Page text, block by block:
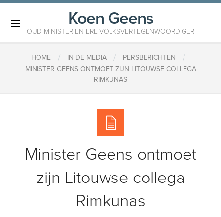
Koen Geens
OUD-MINISTER EN ERE-VOLKSVERTEGENWOORDIGER
HOME / IN DE MEDIA / PERSBERICHTEN /
MINISTER GEENS ONTMOET ZIJN LITOUWSE COLLEGA
RIMKUNAS
Minister Geens ontmoet
zijn Litouwse collega
Rimkunas